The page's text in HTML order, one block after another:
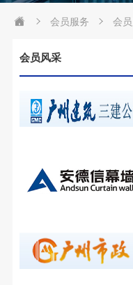
会员服务 会
会员风采